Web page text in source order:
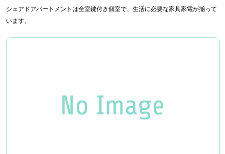
シェアドアパートメントは全室鍵付き個室で、生活に必要な家具家電が揃って
います。